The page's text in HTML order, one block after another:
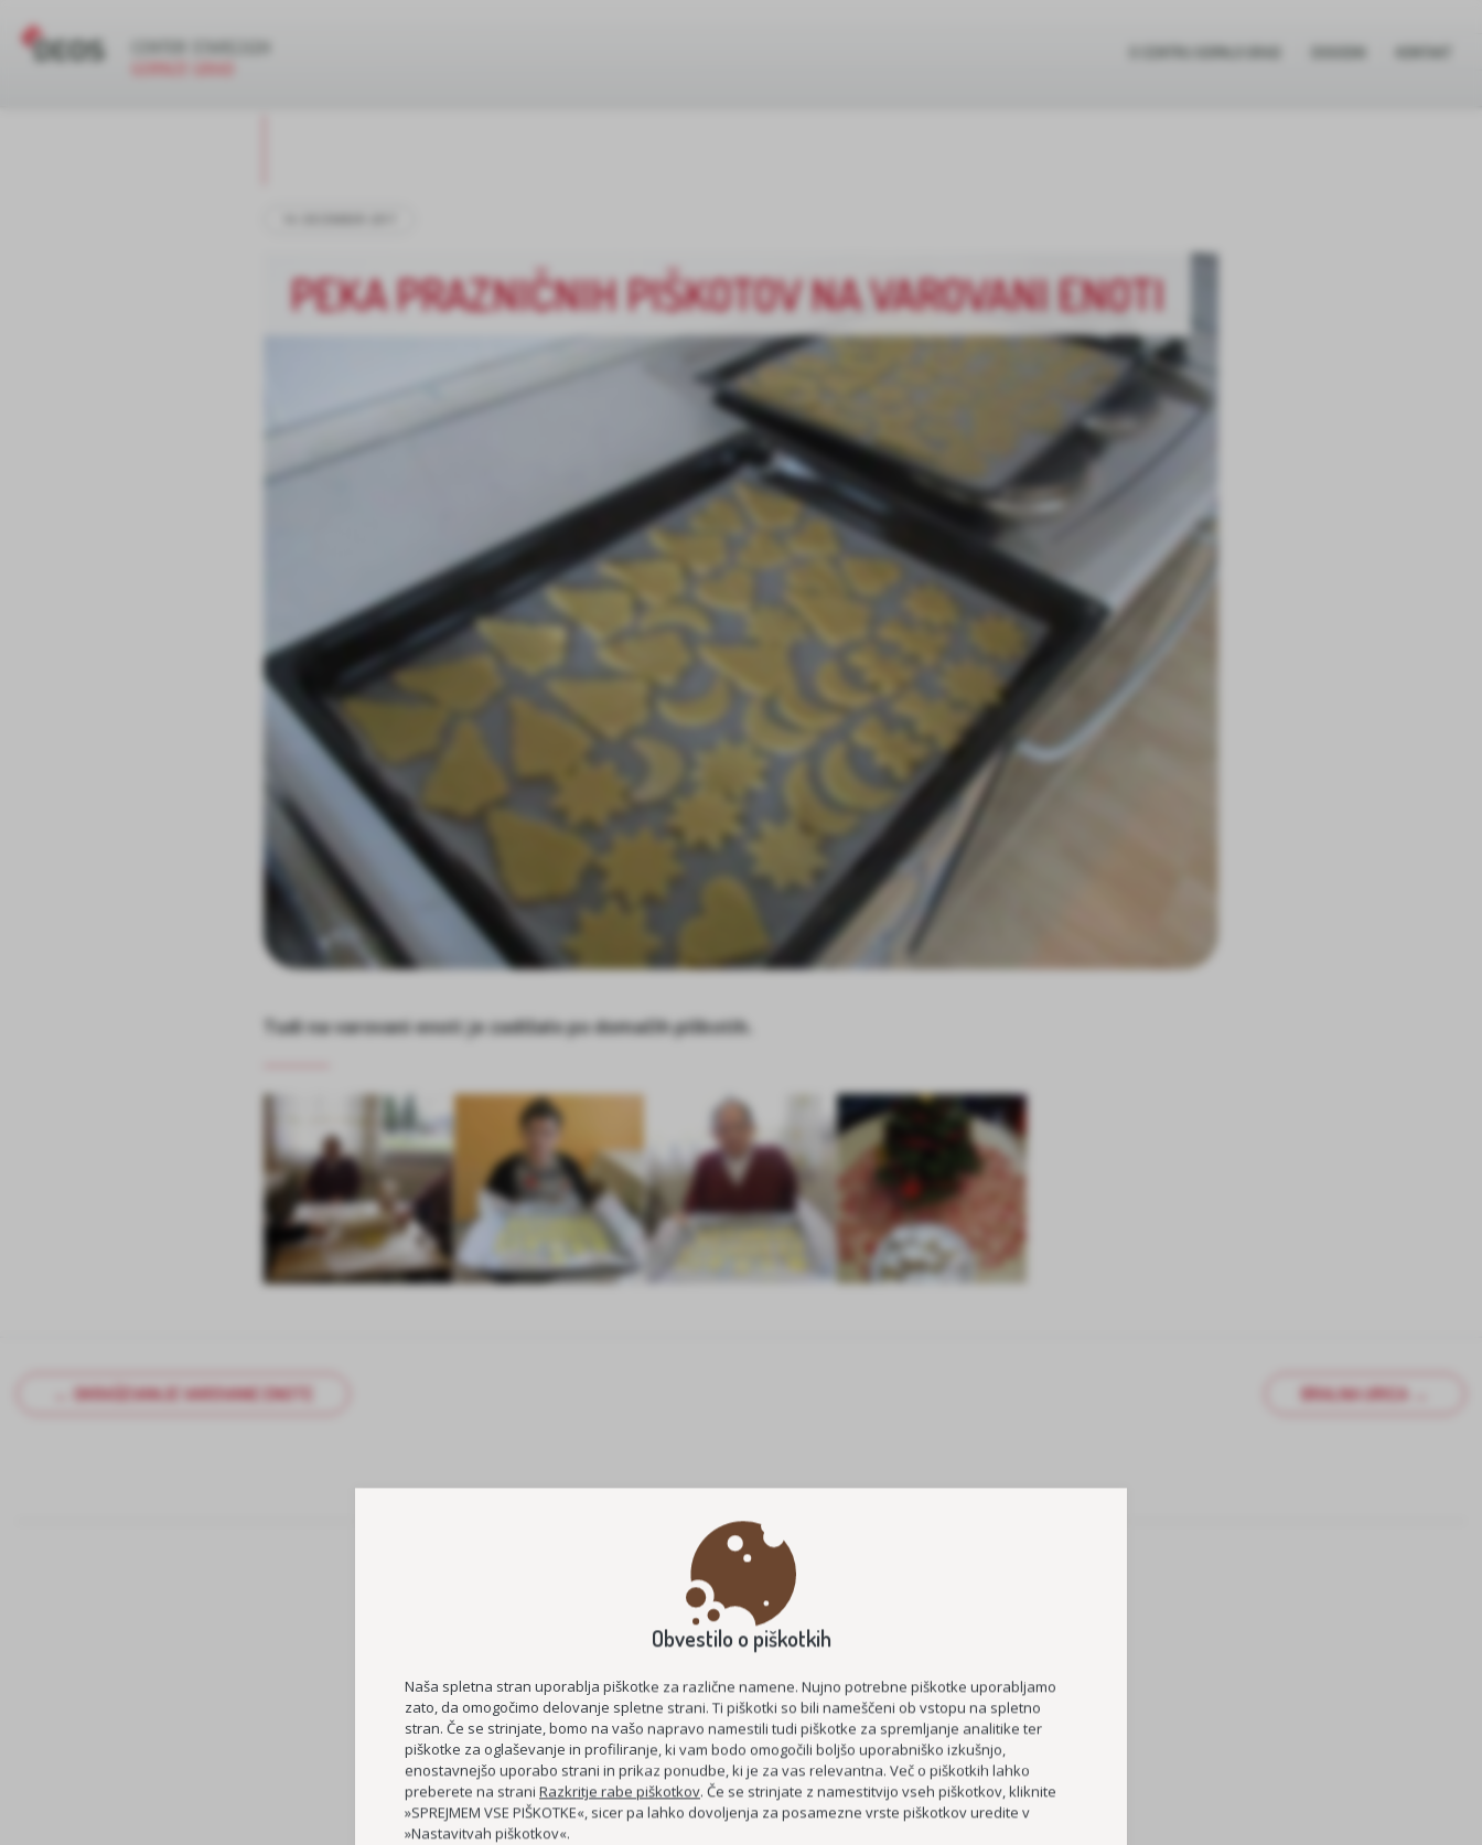
PEKA PRAZNIČNIH PIŠKOTOV NA VAROVANI ENOTI
Tudi na varovani enoti je zadišalo po domačih piškotih.
← OKRAŠEVANJE VAROVANE ENOTE BRALNA URICA →
NAZAJ
PROJEKTI
Obvestilo o piškotkih
Naša spletna stran uporablja piškotke za različne namene. Nujno potrebne piškotke uporabljamo
zato, da omogočimo delovanje spletne strani. Ti piškotki so bili nameščeni ob vstopu na spletno
stran. Če se strinjate, bomo na vašo napravo namestili tudi piškotke za spremljanje analitike ter
piškotke za oglaševanje in profiliranje, ki vam bodo omogočili boljšo uporabniško izkušnjo,
enostavnejšo uporabo strani in prikaz ponudbe, ki je za vas relevantna. Več o piškotkih lahko
preberete na strani Razkritje rabe piškotkov. Če se strinjate z namestitvijo vseh piškotkov, kliknite
»SPREJMEM VSE PIŠKOTKE«, sicer pa lahko dovoljenja za posamezne vrste piškotkov uredite v
»Nastavitvah piškotkov«.